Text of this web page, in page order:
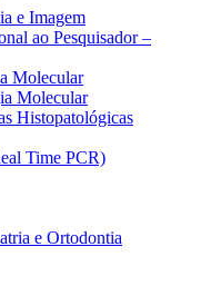
e Imagem
ao Pesquisador –
Molecular
Molecular
Histopatológicas
Time PCR)
e Ortodontia